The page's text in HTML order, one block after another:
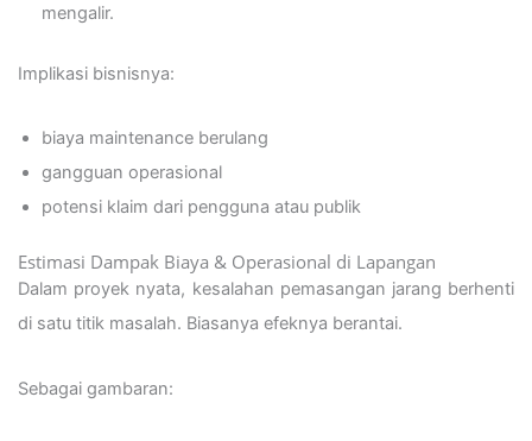
mengalir.
Implikasi bisnisnya:
biaya maintenance berulang
gangguan operasional
potensi klaim dari pengguna atau publik
Estimasi Dampak Biaya & Operasional di Lapangan
Dalam proyek nyata, kesalahan pemasangan jarang berhenti
di satu titik masalah. Biasanya efeknya berantai.
Sebagai gambaran: